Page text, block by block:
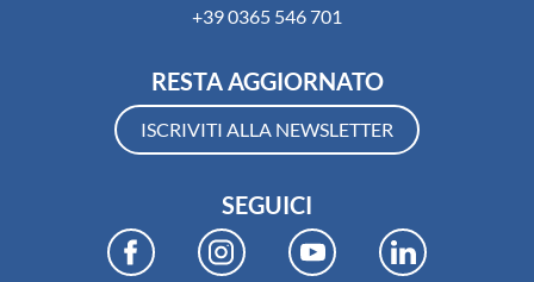
+39 0365 546 701
RESTA AGGIORNATO
ISCRIVITI ALLA NEWSLETTER
SEGUICI